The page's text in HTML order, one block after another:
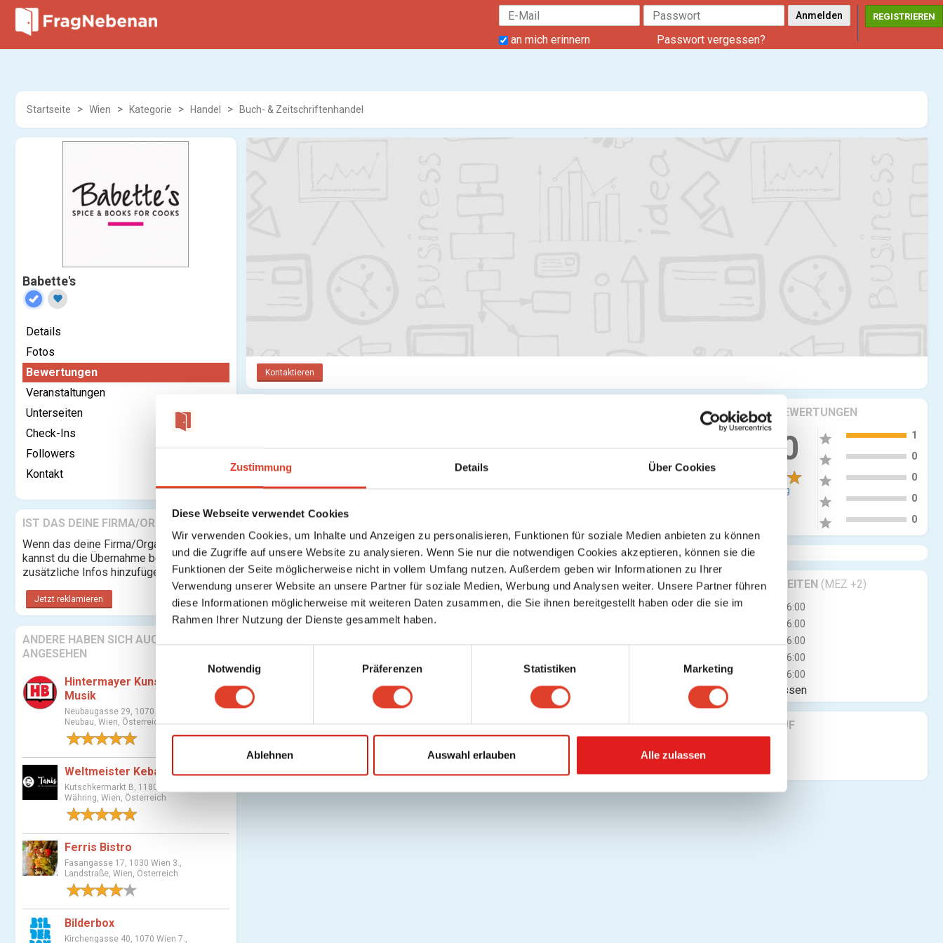
Zustimmung Details Über Cookies
Diese Webseite verwendet Cookies
Wir verwenden Cookies, um Inhalte und Anzeigen zu personalisieren, Funktionen für soziale Medien anbieten zu können
und die Zugriffe auf unsere Website zu analysieren. Wenn Sie nur die notwendigen Cookies akzeptieren, können sie die
Funktionen der Seite möglicherweise nicht in vollem Umfang nutzen. Außerdem geben wir Informationen zu Ihrer
Verwendung unserer Website an unsere Partner für soziale Medien, Werbung und Analysen weiter. Unsere Partner führen
diese Informationen möglicherweise mit weiteren Daten zusammen, die Sie ihnen bereitgestellt haben oder die sie im
Rahmen Ihrer Nutzung der Dienste gesammelt haben.
n
i
i
g
u
g
a
a
Notwendig Präferenzen Statistiken Marketing
Ablehnen Auswahl erlauben Alle zulassen
an mich erinnern Passwort vergessen?
REGISTRIEREN
Startseite Wien Kategorie Handel Buch- & Zeitschriftenhandel
Babette's
favorite
Details
Fotos
Bewertungen
Veranstaltungen
Unterseiten
Check-Ins
Followers
Kontakt
IST DAS DEINE FIRMA/ORGANISATION?
Wenn das deine Firma/Organisation ist,
kannst du die Übernahme beantragen und
zusätzliche Infos hinzufügen.
Jetzt reklamieren
ANDERE HABEN SICH AUCH
ANGESEHEN
Hintermayer Kunst - Buch -
Musik
Neubaugasse 29, 1070 Wien 7.,
Neubau, Wien, Österreich
1 Bewertung
Weltmeister Kebap / Tanis
Kutschkermarkt B, 1180 Wien 18.,
Währing, Wien, Österreich
Ferris Bistro
Fasangasse 17, 1030 Wien 3.,
Landstraße, Wien, Österreich
Bilderbox
Kirchengasse 40, 1070 Wien 7.,
Kontaktieren
KRITIKEN & BEWERTUNGEN
5.00
1 Bewertung
star 1
star 0
star 0
star 0
star 0
GESCHÄFTSZEITEN (MEZ +2)
Mo
10:00 - 16:00
10:00 - 16:00
10:00 - 16:00
10:00 - 16:00
Fr
10:00 - 16:00
Jetzt geschlossen
FINDE UNS AUF
Anmelden oder registrieren, um deine Bewertung abzugeben
more_vert
am 21. November 2023 um 09:31
So coole Gewürzmischungen und wahrscheinlich die beste
Kochbuchsammlung der Stadt